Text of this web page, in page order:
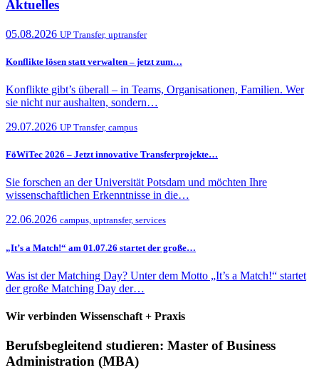
Aktuelles
05.08.2026 UP Transfer, uptransfer
Konflikte lösen statt verwalten – jetzt zum…
Konflikte gibt’s überall – in Teams, Organisationen, Familien. Wer
sie nicht nur aushalten, sondern…
29.07.2026 UP Transfer, campus
FöWiTec 2026 – Jetzt innovative Transferprojekte…
Sie forschen an der Universität Potsdam und möchten Ihre
wissenschaftlichen Erkenntnisse in die…
22.06.2026 campus, uptransfer, services
„It’s a Match!“ am 01.07.26 startet der große…
Was ist der Matching Day? Unter dem Motto „It’s a Match!“ startet
der große Matching Day der…
Wir verbinden Wissenschaft + Praxis
Berufsbegleitend studieren: Master of Business
Administration (MBA)